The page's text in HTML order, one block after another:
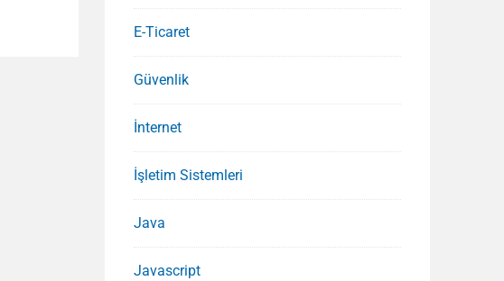
E-Ticaret
Güvenlik
İnternet
İşletim Sistemleri
Java
Javascript